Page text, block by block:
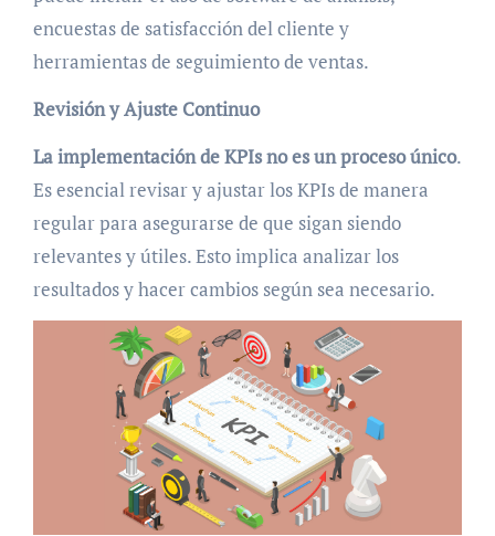
encuestas de satisfacción del cliente y
herramientas de seguimiento de ventas.
Revisión y Ajuste Continuo
La implementación de KPIs no es un proceso único.
Es esencial revisar y ajustar los KPIs de manera
regular para asegurarse de que sigan siendo
relevantes y útiles. Esto implica analizar los
resultados y hacer cambios según sea necesario.